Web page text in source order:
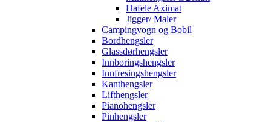
Hafele Aximat
Jigger/ Maler
Campingvogn og Bobil
Bordhengsler
Glassdørhengsler
Innboringshengsler
Innfresingshengsler
Kanthengsler
Lifthengsler
Pianohengsler
Pinhengsler